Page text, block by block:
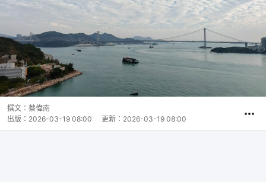
撰文： 蔡偉南
出版： 2026-03-19 08:00 更新： 2026-03-19 08:00